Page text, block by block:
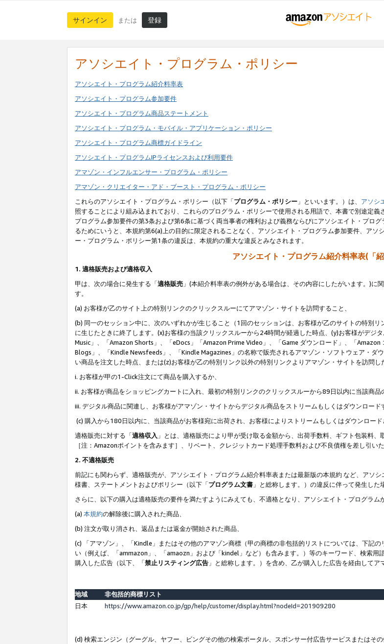
サインイン または 登録
アソシエイト・プログラム・ポリシー
アソシエイト・プログラム紹介料率表
アソシエイト・プログラム参加要件
アソシエイト・プログラム商品ステートメント
アソシエイト・プログラム・モバイル・アプリケーション・ポリシー
アソシエイト・プログラム商標ガイドライン
アソシエイト・プログラムIPライセンスおよび利用要件
アマゾン・インフルエンサー・プログラム・ポリシー
アマゾン・クリエイター・アド・ブースト・プログラム・ポリシー
これらのアソシエイト・プログラム・ポリシー（以下「プログラム・ポリシー 」といいます。）は、 アソシ
照することにより組み込まれており、これらのプログラム・ポリシーで使用される用語で、本書で別途定
プログラム参加要件の第3条および第6条に基づく両当事者の権利および義務ならびにアソシエイト・プロ
るためにいうと、本規約第6(a)上の目的に限定されることなく、アソシエイト・プログラム参加要件、ア
ー・プログラム・ポリシー第1条の違反は、本規約の重大な違反とみなされます。
アソシエイト・プログラム紹介料率表(「
1. 適格販売および適格収入
甲は、次の場合に発生する「適格販売 」(本紹介料率表の例外がある場合は、その内容にしたがいます。)
す。
(a) お客様が乙のサイト上の特別リンクのクリックスルーにてアマゾン・サイトを訪問すること、
(b) 同一のセッション中に、次のいずれかが生じること（1回のセッションは、お客様が乙のサイトの特別
に生じたときに終了します。(x)お客様の当該クリックスルーから24時間が経過した時点、(y)お客様がデジ
Music」、「Amazon Shorts」、「eDocs」「Amazon Prime Video」、「Game ダウンロード」、「
Blogs」、「Kindle Newsfeeds」、「Kindle Magazines」の名称で販売されるアマゾン・ソフトウェア・ダ
い商品を注文した時点、または(z)お客様が乙の特別リンク以外の特別リンクよりアマゾン・サイトを訪問し
i. お客様が甲の1-Click注文にて商品を購入するか、
ii. お客様が商品をショッピングカートに入れ、最初の特別リンクのクリックスルーから89日以内に当該商
iii. デジタル商品に関連し、お客様がアマゾン・サイトからデジタル商品をストリームもしくはダウンロード
(c) 購入から180日以内に、当該商品がお客様宛に出荷され、お客様によりストリームもしくはダウンロード
適格販売に対する「適格収入 」とは、適格販売により甲が受け取る金額から、出荷手数料、ギフト包装料
［注：Amazonポイントを含みます］、リベート、クレジットカード処理手数料および不良債権を差し引い
2. 不適格販売
前記にも関わらず、適格販売が、アソシエイト・プログラム紹介料率表または最新版の本規約 など、アソ
様書、ステートメントおよびポリシー（以下「プログラム文書 」と総称します。）の違反に伴って発生した
さらに、以下の購入は適格販売の要件を満たすようにみえても、不適格となり、アソシエイト・プログラム
(a) 本規約の解除後に購入された商品、
(b) 注文が取り消され、返品または返金が開始された商品、
(c) 「アマゾン」、「Kindle」またはその他のアマゾン商標（甲の商標の非包括的リストについては、下記
い（例えば、「ammazon」、「amaozn」および「kindel」など）も含みます。）等のキーワード、検索
購入した広告（以下、「禁止リスティング広告 」と総称します。）を含め、乙が購入した広告を経由してア
地域
非包括的商標リスト
日本
https://www.amazon.co.jp/gp/help/customer/display.html?nodeId=201909280
(d) 検索エンジン（グーグル、ヤフー、ビングその他の検索ポータル、スポンサー付広告サービスまたはそ